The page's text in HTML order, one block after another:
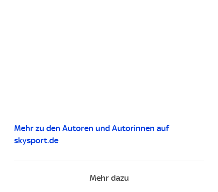
Mehr zu den Autoren und Autorinnen auf
skysport.de
Mehr dazu